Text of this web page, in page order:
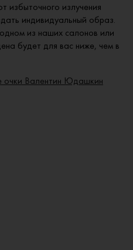
избыточного излучения
индивидуальный образ.
из наших салонов или
будет для вас ниже, чем в
очки Валентин Юдашкин